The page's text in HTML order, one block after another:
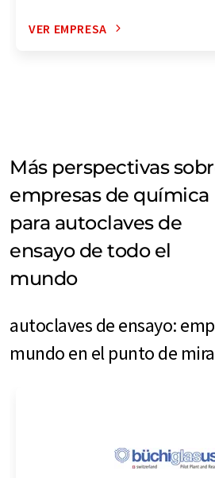
VER EMPRESA
Más perspectivas
empresas de química
para autoclaves de
ensayo de todo el
mundo
autoclaves de ensayo:
mundo en el punto de mira